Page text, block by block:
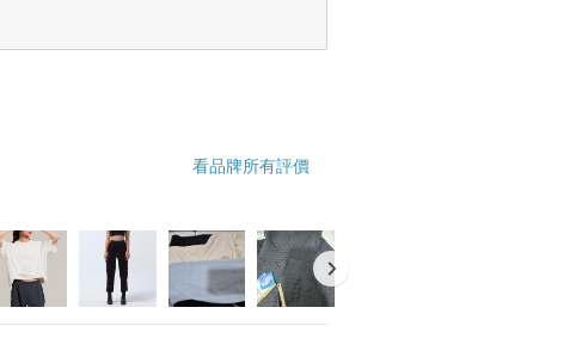
看品牌所有評價